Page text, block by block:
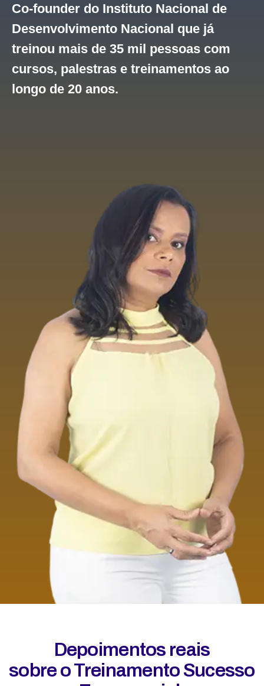
Co-founder do Instituto Nacional de
Desenvolvimento Nacional que já
treinou mais de 35 mil pessoas com
cursos, palestras e treinamentos ao
longo de 20 anos.
Depoimentos reais
sobre o Treinamento Sucesso